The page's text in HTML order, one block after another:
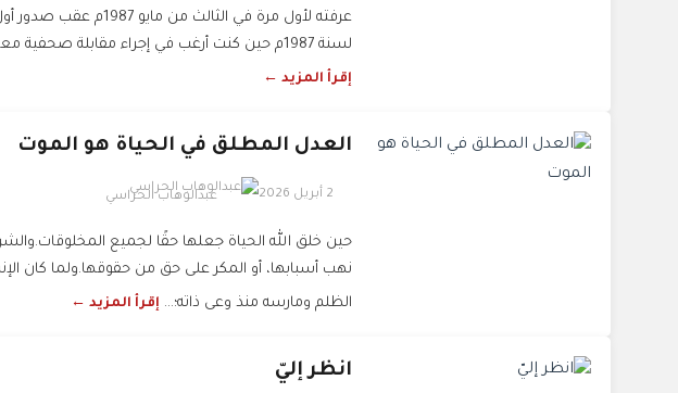
لسنة 1987م حين كنت أرغب في إجراء مقابلة صحفية معه لجريدة كويته كحالة اختبار...
إقرأ المزيد ←
العدل المطلق في الحياة هو الموت
2 أبريل 2026 عبدالوهاب الحراسي
حين خلق الله الحياة جعلها حقًا لجميع
نهب أسبابها، أو المكر على حق من حقوقها.ولما كان
الظلم ومارسه منذ وعى ذاته؛... إقرأ المزيد ←
انظر إليّ